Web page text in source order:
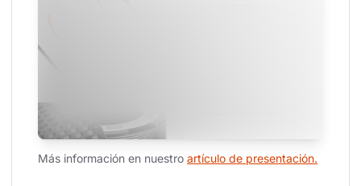
Más información en nuestro artículo de presentación.